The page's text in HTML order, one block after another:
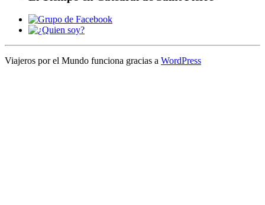
Viajeros por el Mundo funciona gracias a WordPress